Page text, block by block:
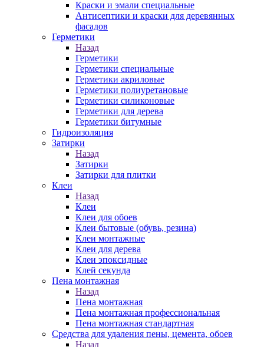
Краски и эмали специальные
Антисептики и краски для деревянных
фасадов
Герметики
Назад
Герметики
Герметики специальные
Герметики акриловые
Герметики полиуретановые
Герметики силиконовые
Герметики для дерева
Герметики битумные
Гидроизоляция
Затирки
Назад
Затирки
Затирки для плитки
Клеи
Назад
Клеи
Клеи для обоев
Клеи бытовые (обувь, резина)
Клеи монтажные
Клеи для дерева
Клеи эпоксидные
Клей секунда
Пена монтажная
Назад
Пена монтажная
Пена монтажная профессиональная
Пена монтажная стандартная
Средства для удаления пены, цемента, обоев
Назад